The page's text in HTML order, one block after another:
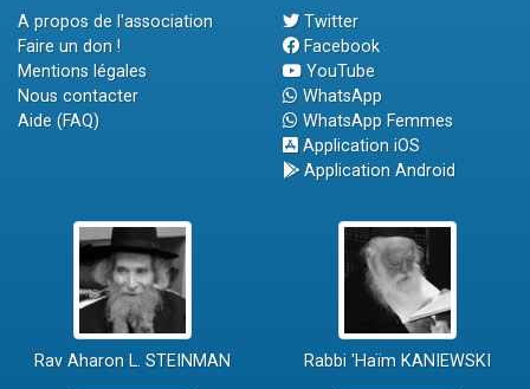
A propos de l'association
Faire un don !
Mentions légales
Nous contacter
Aide (FAQ)
Twitter
Facebook
YouTube
WhatsApp
WhatsApp Femmes
Application iOS
Application Android
Rav Aharon L. STEINMAN Rabbi 'Haïm KANIEWSKI